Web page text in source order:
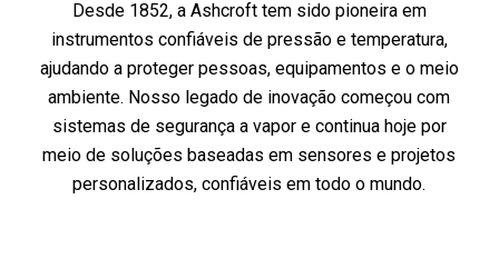
Desde 1852, a Ashcroft tem sido pioneira em
instrumentos confiáveis de pressão e temperatura,
ajudando a proteger pessoas, equipamentos e o meio
ambiente. Nosso legado de inovação começou com
sistemas de segurança a vapor e continua hoje por
meio de soluções baseadas em sensores e projetos
personalizados, confiáveis em todo o mundo.